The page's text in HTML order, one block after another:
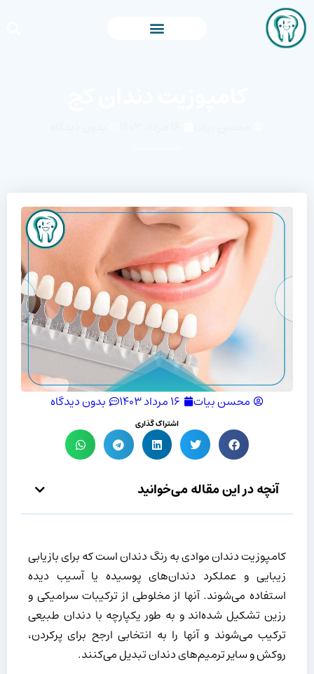
محسن بیات ۱۶ مرداد ۱۴۰۳ بدون دیدگاه
اشتراک گذاری
آنچه در این مقاله می‌خوانید
کامپوزیت دندان موادی به رنگ دندان است که برای بازیابی
زیبایی و عملکرد دندان‌های پوسیده یا آسیب دیده
استفاده می‌شوند. آنها از مخلوطی از ترکیبات سرامیکی و
رزین تشکیل شده‌اند و به طور یکپارچه با دندان طبیعی
ترکیب می‌شوند و آنها را به انتخابی ارجح برای پرکردن،
روکش و سایر ترمیم‌های دندان تبدیل می‌کنند.